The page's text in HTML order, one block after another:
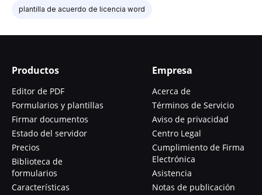
plantilla de acuerdo de licencia word
Productos
Editor de PDF
Formularios y plantillas
Firmar documentos
Estado del servidor
Precios
Biblioteca de
formularios
Características
Empresa
Acerca de
Términos de Servicio
Aviso de privacidad
Centro Legal
Cumplimiento de Firma
Electrónica
Asistencia
Notas de publicación